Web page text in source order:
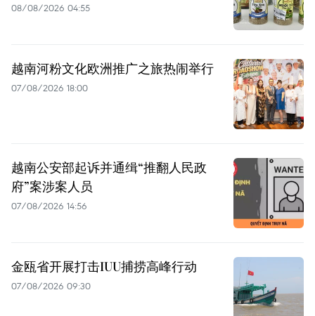
08/08/2026 04:55
越南河粉文化欧洲推广之旅热闹举行
07/08/2026 18:00
越南公安部起诉并通缉“推翻人民政
府”案涉案人员
07/08/2026 14:56
金瓯省开展打击IUU捕捞高峰行动
07/08/2026 09:30